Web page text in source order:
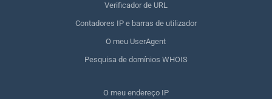
Verificador de URL
Contadores IP e barras de utilizador
O meu UserAgent
Pesquisa de domínios WHOIS
O meu endereço IP